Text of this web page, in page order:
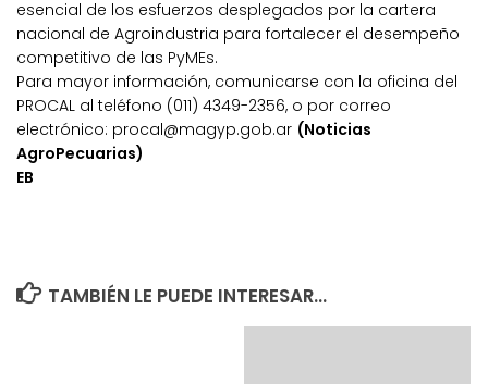
esencial de los esfuerzos desplegados por la cartera
nacional de Agroindustria para fortalecer el desempeño
competitivo de las PyMEs.
Para mayor información, comunicarse con la oficina del
PROCAL al teléfono (011) 4349-2356, o por correo
electrónico: procal@magyp.gob.ar (Noticias
AgroPecuarias)
EB
TAMBIÉN LE PUEDE INTERESAR...